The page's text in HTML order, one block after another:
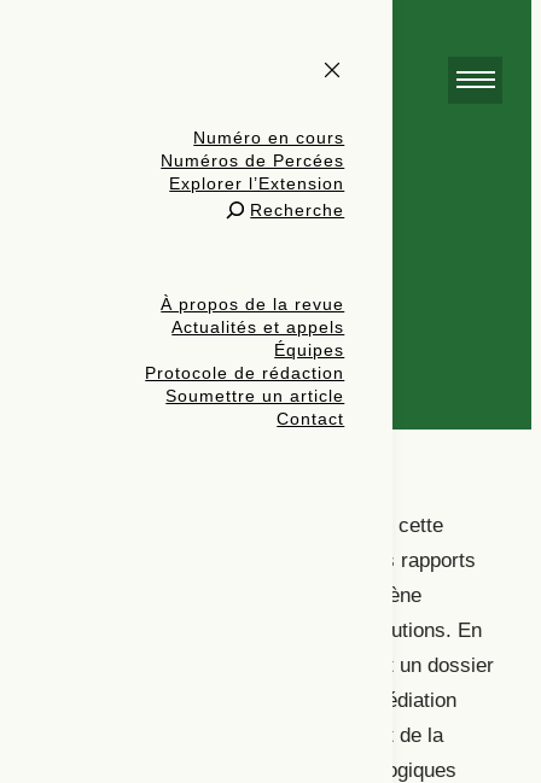
Numéro en cours
Numéros de Percées
Explorer l’Extension
Recherche
À propos de la revue
Actualités et appels
Équipes
Protocole de rédaction
Soumettre un article
Contact
Revue des revues
écriture dramatique
médiation culturelle public
Les dossiers de revue faisant l’objet de cette
recension ont en commun d’aborder les rapports
que les créateur·trices en arts de la scène
entretiennent avec le public et les institutions. En
contient un dossier
portant sur la médiation culturelle (« Médiation
théâtrale : le pouvoir de l’authenticité et de la
outils pédagogiques